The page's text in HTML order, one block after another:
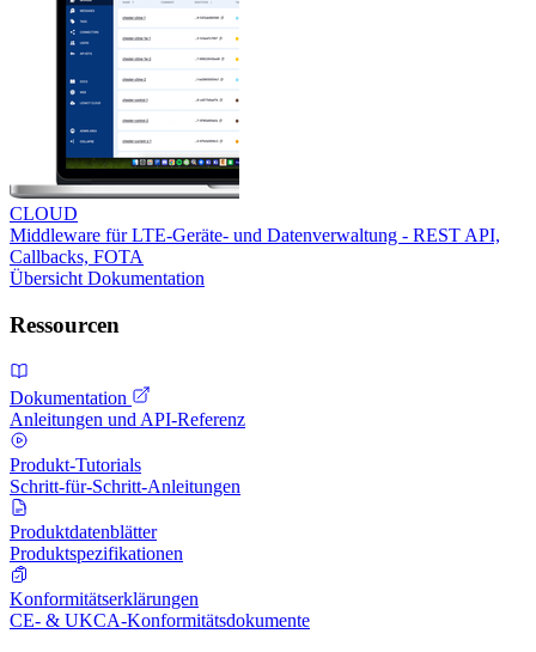
CLOUD
Middleware für LTE-Geräte- und Datenverwaltung - REST API,
Callbacks, FOTA
Übersicht Dokumentation
Ressourcen
Dokumentation
Anleitungen und API-Referenz
Produkt-Tutorials
Schritt-für-Schritt-Anleitungen
Produktdatenblätter
Produktspezifikationen
Konformitätserklärungen
CE- & UKCA-Konformitätsdokumente